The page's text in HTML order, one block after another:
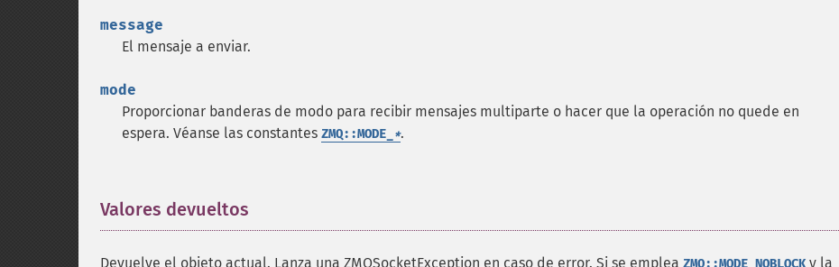
message
El mensaje a enviar.
mode
Proporcionar banderas de modo para recibir mensajes multiparte o hacer que la operación no quede en
espera. Véanse las constantes ZMQ::MODE_ *.
Valores devueltos
Devuelve el objeto actual. Lanza una ZMQSocketException en caso de error. Si se emplea ZMQ::MODE_NOBLOCK y la